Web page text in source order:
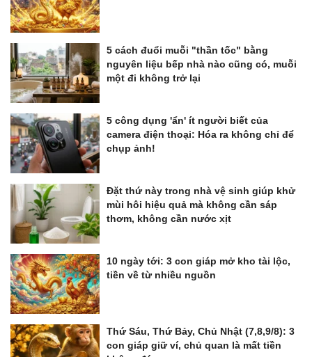
5 cách đuổi muỗi "thần tốc" bằng
nguyên liệu bếp nhà nào cũng có, muỗi
một đi không trở lại
5 công dụng 'ẩn' ít người biết của
camera điện thoại: Hóa ra không chỉ để
chụp ảnh!
Đặt thứ này trong nhà vệ sinh giúp khử
mùi hôi hiệu quả mà không cần sáp
thơm, không cần nước xịt
10 ngày tới: 3 con giáp mở kho tài lộc,
tiền về từ nhiều nguồn
Thứ Sáu, Thứ Bảy, Chủ Nhật (7,8,9/8): 3
con giáp giữ ví, chủ quan là mất tiền